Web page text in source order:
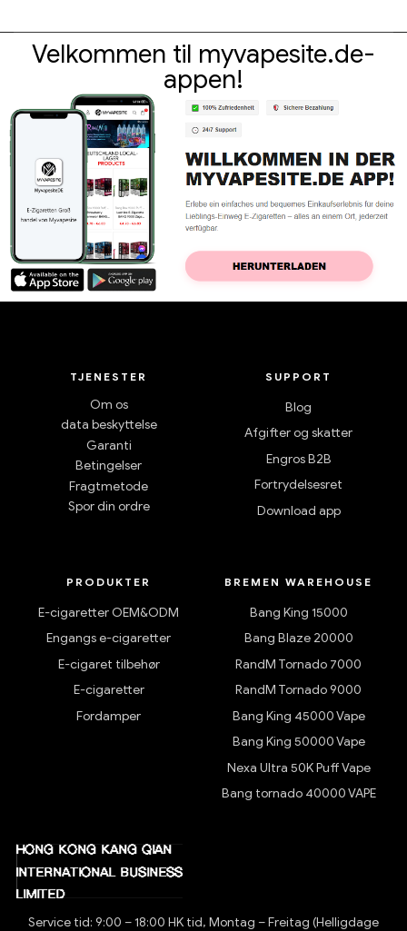
Velkommen til myvapesite.de-
appen!
TJENESTER
Om os
data beskyttelse
Garanti
Betingelser
Fragtmetode
Spor din ordre
SUPPORT
Blog
Afgifter og skatter
Engros B2B
Fortrydelsesret
Download app
PRODUKTER
E-cigaretter OEM&ODM
Engangs e-cigaretter
E-cigaret tilbehør
E-cigaretter
Fordamper
BREMEN WAREHOUSE
Bang King 15000
Bang Blaze 20000
RandM Tornado 7000
RandM Tornado 9000
Bang King 45000 Vape
Bang King 50000 Vape
Nexa Ultra 50K Puff Vape
Bang tornado 40000 VAPE
Service tid: 9:00 – 18:00 HK tid, Montag – Freitag (Helligdage